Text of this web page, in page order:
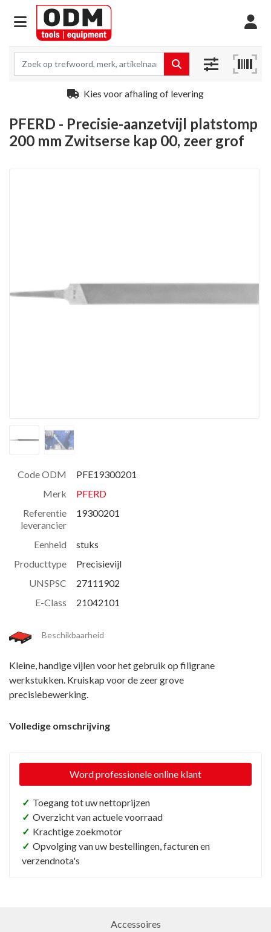
Kies voor afhaling of levering
PFERD - Precisie-aanzetvijl platstomp
200 mm Zwitserse kap 00, zeer grof
Code ODM
PFE19300201
Merk
PFERD
Referentie
leverancier
19300201
Eenheid
stuks
Producttype
Precisievijl
UNSPSC
27111902
E-Class
21042101
Beschikbaarheid
Kleine, handige vijlen voor het gebruik op filigrane
werkstukken. Kruiskap voor de zeer grove
precisiebewerking.
Volledige omschrijving
Word professionele online klant
✓ Toegang tot uw nettoprijzen
✓ Overzicht van actuele voorraad
✓ Krachtige zoekmotor
✓ Opvolging van uw bestellingen, facturen en
verzendnota's
Accessoires